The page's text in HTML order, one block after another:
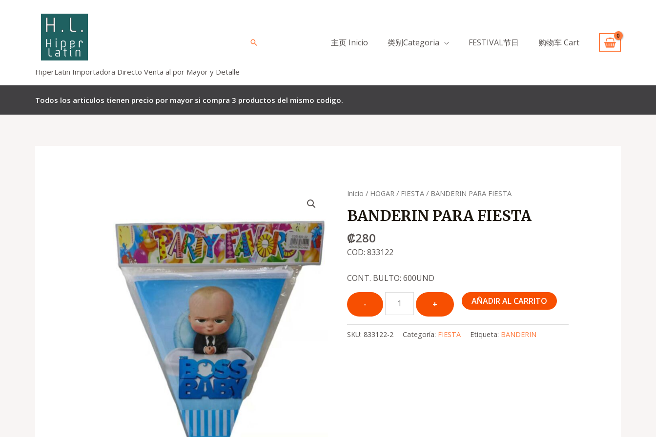
HiperLatin Importadora Directo Venta al por Mayor y Detalle
Buscar 主页 Inicio 类别Categoria FESTIVAL节日 购物车 Cart
Todos los articulos tienen precio por mayor si compra 3 productos del mismo codigo.
Inicio / HOGAR / FIESTA / BANDERIN PARA FIESTA
BANDERIN PARA FIESTA
₡280
COD: 833122
CONT. BULTO: 600UND
Quantity
AÑADIR AL CARRITO
SKU:833122-2 Categoría: FIESTA Etiqueta: BANDERIN